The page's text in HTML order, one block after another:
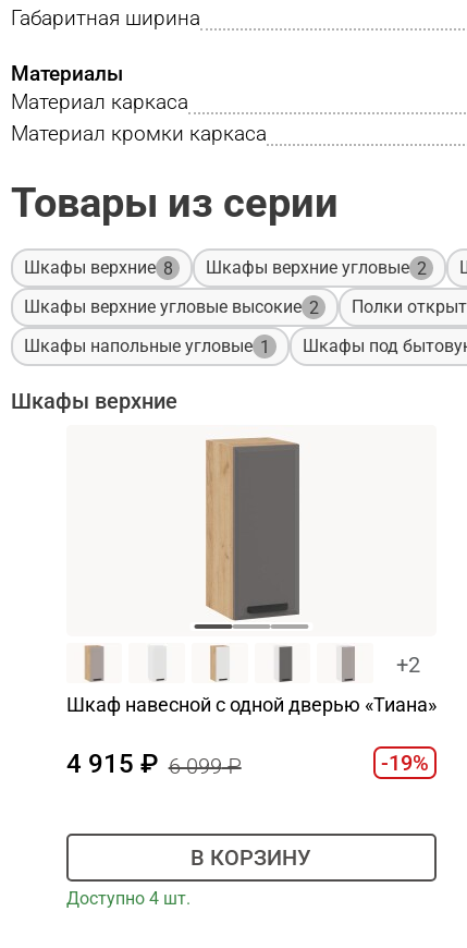
Габаритная ширина
Материалы
Материал каркаса
Материал кромки каркаса
Товары из серии
Шкафы верхние 8 Шкафы верхние угловые 2
Шкафы верхние угловые высокие 2 Полки
Шкафы напольные угловые 1 Шкафы под
Шкафы верхние
+2
Шкаф навесной c одной дверью «Тиана»
4 915 6 099 -19%
В КОРЗИНУ
Доступно 4 шт.